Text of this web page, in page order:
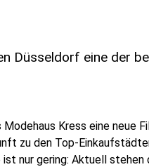
Düsseldorf eine der
Kress eine neue
zu den Top-
ist nur gering: Aktuell